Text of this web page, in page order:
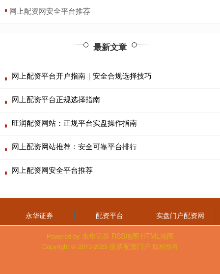
​网上配资网安全平台推荐
最新文章
网上配资平台开户指南｜安全合规选择技巧
网上配资平台正规选择指南
旺润配资网站：正规平台实盘操作指南
网上配资网站推荐：安全可靠平台排行
网上配资网安全平台推荐
永华证券 配资平台 实盘门户配资网
Powered by 永华证券 RSS地图 HTML地图
Copyright © 2013-2025 股票配资门户 版权所有